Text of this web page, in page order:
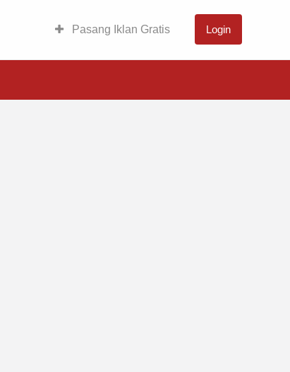
Pasang Iklan Gratis Login